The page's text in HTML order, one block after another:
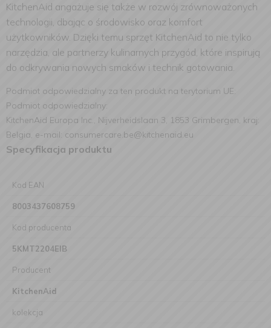
KitchenAid angażuje się także w rozwój zrównoważonych
technologii, dbając o środowisko oraz komfort
użytkowników. Dzięki temu sprzęt KitchenAid to nie tylko
narzędzia, ale partnerzy kulinarnych przygód, które inspirują
do odkrywania nowych smaków i technik gotowania.
Podmiot odpowiedzialny za ten produkt na terytorium UE:
Podmiot odpowiedzialny:
KitchenAid Europa Inc., Nijverheidslaan 3, 1853 Grimbergen, kraj:
Belgia, e-mail: consumercare.be@kitchenaid.eu
Specyfikacja produktu
Kod EAN
8003437608759
Kod producenta
5KMT2204EIB
Producent
KitchenAid
kolekcja